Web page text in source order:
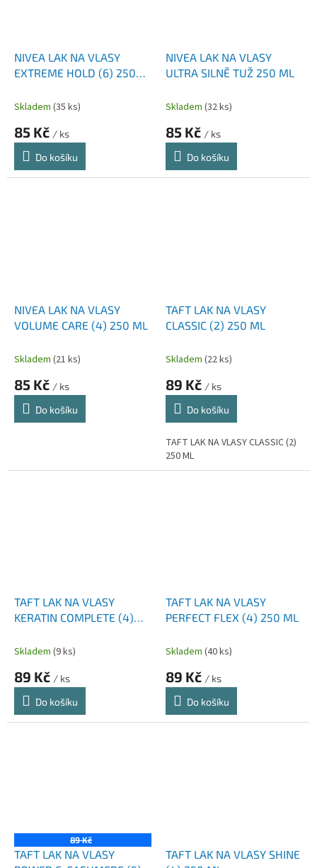
NIVEA LAK NA VLASY
EXTREME HOLD (6) 250
Skladem (35 ks)
85 Kč / ks
Do košíku
NIVEA LAK NA VLASY
ULTRA SILNĚ TUŽ 250 ML
Skladem (32 ks)
85 Kč / ks
Do košíku
NIVEA LAK NA VLASY
VOLUME CARE (4) 250 ML
Skladem (21 ks)
85 Kč / ks
Do košíku
TAFT LAK NA VLASY
CLASSIC (2) 250 ML
Skladem (22 ks)
89 Kč / ks
Do košíku
TAFT LAK NA VLASY CLASSIC (2)
250 ML
TAFT LAK NA VLASY
KERATIN COMPLETE (4)
Skladem (9 ks)
89 Kč / ks
Do košíku
TAFT LAK NA VLASY
PERFECT FLEX (4) 250 ML
Skladem (40 ks)
89 Kč / ks
Do košíku
89 Kč
TAFT LAK NA VLASY
TAFT LAK NA VLASY SHINE